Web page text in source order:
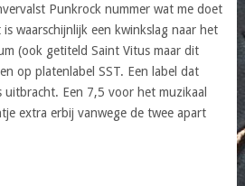
Punkrock nummer wat me doet
waarschijnlijk een kwinkslag naar het
(ook getiteld Saint Vitus maar dit
op platenlabel SST. Een label dat
uitbracht. Een 7,5 voor het muzikaal
extra erbij vanwege de twee apart